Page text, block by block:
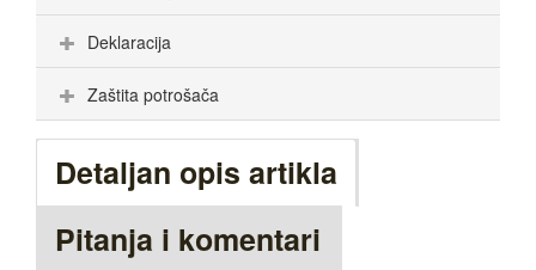
Deklaracija
Zaštita potrošača
Detaljan opis artikla
Pitanja i komentari